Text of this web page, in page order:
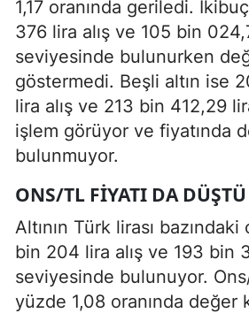
1,17 oranında geriledi.
376 lira alış ve 105 bin
seviyesinde bulunurken
göstermedi. Beşli altın ise
lira alış ve 213 bin 412,29
işlem görüyor ve fiyatında
bulunmuyor.
ONS/TL FIYATI DA DÜŞTÜ
Altının Türk lirası
bin 204 lira alış ve 193 bin
seviyesinde bulunuyor.
yüzde 1,08 oranında değer